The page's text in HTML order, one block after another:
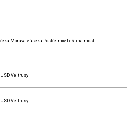
řeka Morava v úseku Postřelmov-Leština most
USD Veltrusy
USD Veltrusy